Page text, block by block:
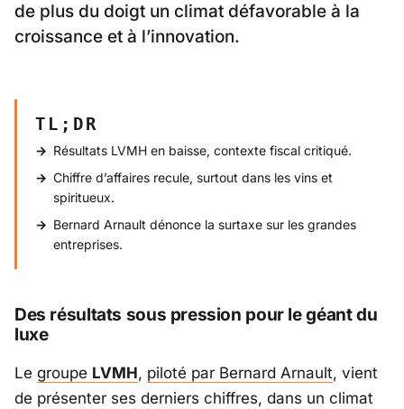
de plus du doigt un climat défavorable à la
croissance et à l’innovation.
TL;DR
Résultats LVMH en baisse, contexte fiscal critiqué.
Chiffre d’affaires recule, surtout dans les vins et
spiritueux.
Bernard Arnault dénonce la surtaxe sur les grandes
entreprises.
Des résultats sous pression pour le géant du
luxe
Le groupe LVMH, piloté par Bernard Arnault, vient
de présenter ses derniers chiffres, dans un climat